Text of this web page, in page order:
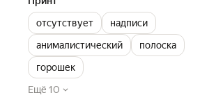
отсутствует
надписи
анималистический
полоска
горошек
Ещё 10